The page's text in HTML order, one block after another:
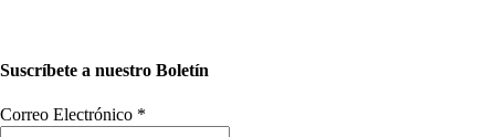
Suscríbete a nuestro Boletín
Correo Electrónico *